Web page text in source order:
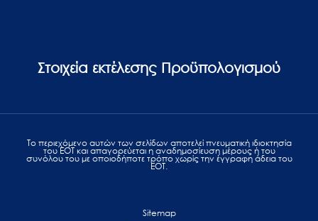
Στοιχεία εκτέλεσης Προϋπολογισμού
Το περιεχόμενο αυτών των σελίδων αποτελεί πvευματική ιδιοκτησία
του ΕΟΤ και απαγορεύεται η αναδημοσίευση μέρους ή του
συνόλου του με οποιοδήποτε τρόπο χωρίς την έγγραφη άδεια του
ΕΟΤ.
Sitemap